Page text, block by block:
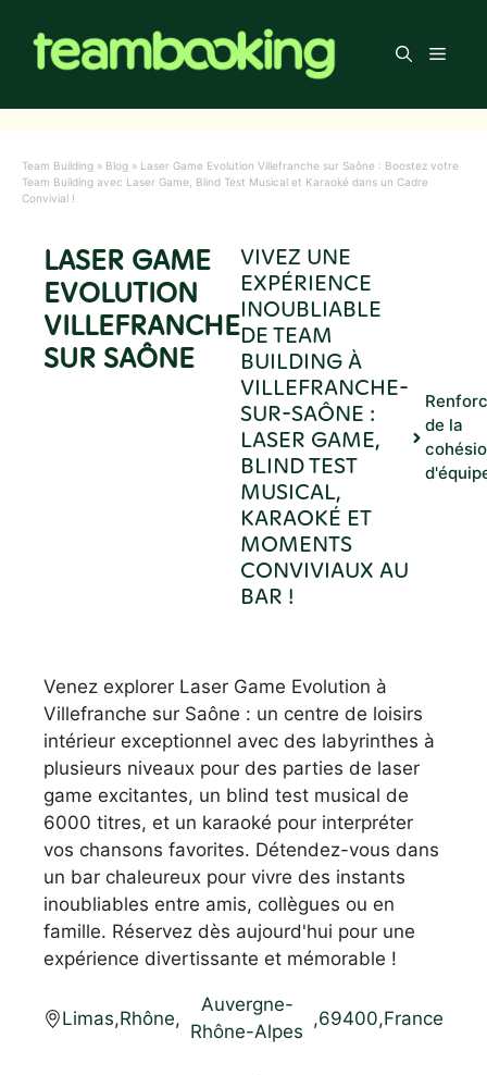
contenu
Menu
Team Building » Blog » Laser Game Evolution Villefranche sur Saône : Boostez votre
Team Building avec Laser Game, Blind Test Musical et Karaoké dans un Cadre
Convivial !
LASER GAME
EVOLUTION
VILLEFRANCHE
SUR SAÔNE
VIVEZ UNE
EXPÉRIENCE
INOUBLIABLE
DE TEAM
BUILDING À
VILLEFRANCHE-
SUR-SAÔNE :
LASER GAME,
BLIND TEST
MUSICAL,
KARAOKÉ ET
MOMENTS
CONVIVIAUX AU
BAR !
de la
Venez explorer Laser Game Evolution à
Villefranche sur Saône : un centre de loisirs
intérieur exceptionnel avec des labyrinthes à
plusieurs niveaux pour des parties de laser
game excitantes, un blind test musical de
6000 titres, et un karaoké pour interpréter
vos chansons favorites. Détendez-vous dans
un bar chaleureux pour vivre des instants
inoubliables entre amis, collègues ou en
famille. Réservez dès aujourd'hui pour une
expérience divertissante et mémorable !
Limas,Rhône,
Auvergne-
Rhône-Alpes
,69400,France